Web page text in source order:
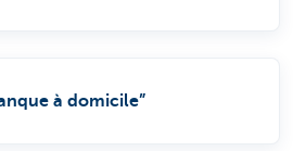
à domicile”